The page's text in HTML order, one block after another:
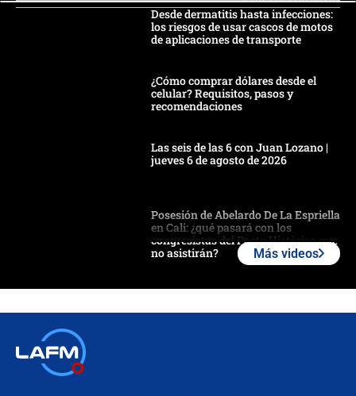
Desde dermatitis hasta infecciones:
los riesgos de usar cascos de motos
de aplicaciones de transporte
¿Cómo comprar dólares desde el
celular? Requisitos, pasos y
recomendaciones
Las seis de las 6 con Juan Lozano |
jueves 6 de agosto de 2026
Posesión de Abelardo De La Espriella
en Cali: ¿qué pasará con los
congresistas del Pacto Histórico que
no asistirán?
crece el pulso por la elección del
Más videos